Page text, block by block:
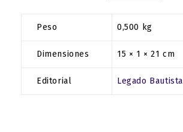
Peso 0,500 kg
Dimensiones 15 × 1 × 21 cm
Editorial Legado